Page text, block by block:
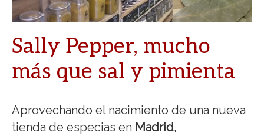
Sally Pepper, mucho
más que sal y pimienta
Aprovechando el nacimiento de una nueva
tienda de especias en Madrid,